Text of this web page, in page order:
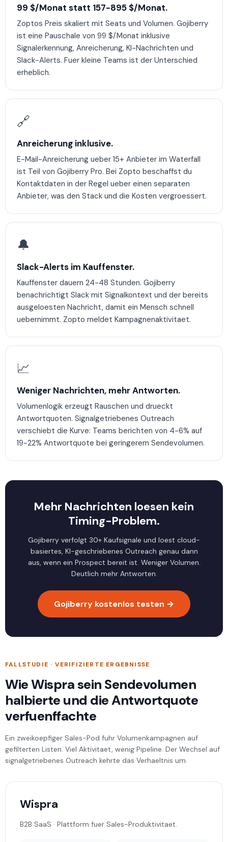
99 $/Monat statt 157-895 $/Monat.
Zoptos Preis skaliert mit Seats und Volumen. Gojiberry
ist eine Pauschale von 99 $/Monat inklusive
Signalerkennung, Anreicherung, KI-Nachrichten und
Slack-Alerts. Fuer kleine Teams ist der Unterschied
erheblich.
🔗
Anreicherung inklusive.
E-Mail-Anreicherung ueber 15+ Anbieter im Waterfall
ist Teil von Gojiberry Pro. Bei Zopto beschaffst du
Kontaktdaten in der Regel ueber einen separaten
Anbieter, was den Stack und die Kosten vergroessert.
🔔
Slack-Alerts im Kauffenster.
Kauffenster dauern 24-48 Stunden. Gojiberry
benachrichtigt Slack mit Signalkontext und der bereits
ausgeloesten Nachricht, damit ein Mensch schnell
uebernimmt. Zopto meldet Kampagnenaktivitaet.
📈
Weniger Nachrichten, mehr Antworten.
Volumenlogik erzeugt Rauschen und drueckt
Antwortquoten. Signalgetriebenes Outreach
verschiebt die Kurve: Teams berichten von 4-6% auf
19-22% Antwortquote bei geringerem Sendevolumen.
Mehr Nachrichten loesen kein
Timing-Problem.
Gojiberry verfolgt 30+ Kaufsignale und loest cloud-
basiertes, KI-geschriebenes Outreach genau dann
aus, wenn ein Prospect bereit ist. Weniger Volumen.
Deutlich mehr Antworten.
Gojiberry kostenlos testen →
FALLSTUDIE · VERIFIZIERTE ERGEBNISSE
Wie Wispra sein Sendevolumen
halbierte und die Antwortquote
verfuenffachte
Ein zweikoepfiger Sales-Pod fuhr Volumenkampagnen auf
gefilterten Listen. Viel Aktivitaet, wenig Pipeline. Der Wechsel auf
signalgetriebenes Outreach kehrte das Verhaeltnis um.
Wispra
B2B SaaS · Plattform fuer Sales-Produktivitaet.